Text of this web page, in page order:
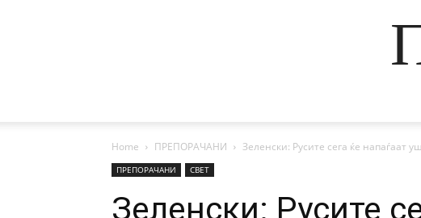
Home ПРЕПОРАЧАНИ Зеленски: Русите сега ќе напаѓаат
ПРЕПОРАЧАНИ СВЕТ
Зеленски: Русите